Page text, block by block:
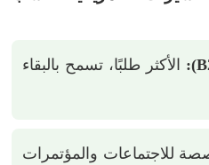
الأكثر طلبًا، تسمح بالبقاء
للاجتماعات والمؤتمرات